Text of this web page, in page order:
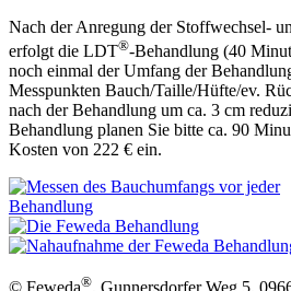
Nach der Anregung der Stoffwechsel-
erfolgt die LDT®-Behandlung (40
noch einmal der Umfang der
Messpunkten Bauch/Taille/Hüfte/ev.
nach der Behandlung um ca. 3 cm
Behandlung planen Sie bitte ca. 90
Kosten von 222 € ein.
®